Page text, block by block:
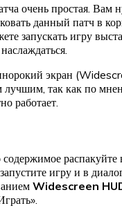
очень простая. Вам
данный патч в
запускать игру
экран
лучшим, так как по
работает.
содержимое распакуйте
игру и в
Widescreen